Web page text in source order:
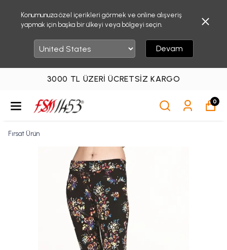
Konumunuza özel içerikleri görmek ve online alışveriş
yapmak için başka bir ülkeyi veya bölgeyi seçin.
Devam
3000 TL ÜZERI ÜCRETSIZ KARGO
0
Fırsat Ürün